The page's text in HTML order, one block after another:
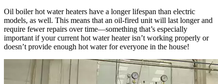
Oil boiler hot water heaters have a longer lifespan than electric
models, as well. This means that an oil-fired unit will last longer and
require fewer repairs over time—something that’s especially
important if your current hot water heater isn’t working properly or
doesn’t provide enough hot water for everyone in the house!